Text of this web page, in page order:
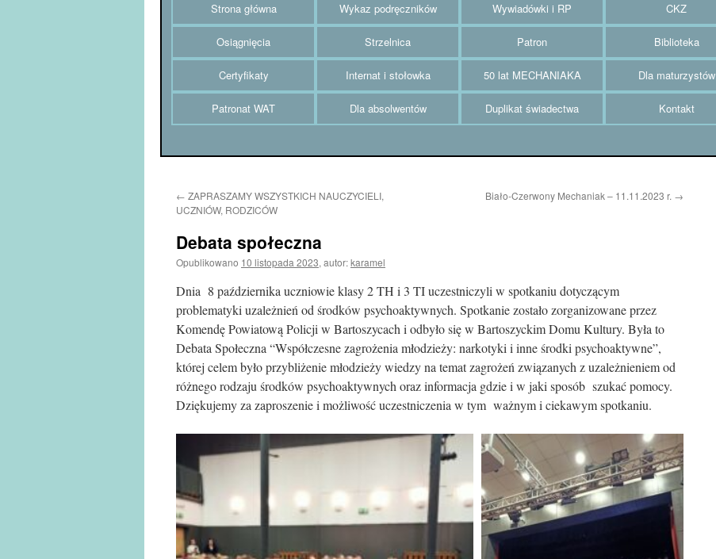
Strona główna Wykaz podręczników Wywiadówki i RP CKZ
Osiągnięcia Strzelnica Patron Biblioteka
Certyfikaty Internat i stołowka 50 lat MECHANIAKA Dla maturzystów
Patronat WAT Dla absolwentów Duplikat świadectwa Kontakt
← ZAPRASZAMY WSZYSTKICH NAUCZYCIELI,
UCZNIÓW, RODZICÓW
Biało-Czerwony Mechaniak – 11.11.2023 r. →
Debata społeczna
Opublikowano 10 listopada 2023, autor:karamel
Dnia 8 października uczniowie klasy 2 TH i 3 TI uczestniczyli w spotkaniu dotyczącym
problematyki uzależnień od środków psychoaktywnych. Spotkanie zostało zorganizowane przez
Komendę Powiatową Policji w Bartoszycach i odbyło się w Bartoszyckim Domu Kultury. Była to
Debata Społeczna “Współczesne zagrożenia młodzieży: narkotyki i inne środki psychoaktywne”,
której celem było przybliżenie młodzieży wiedzy na temat zagrożeń związanych z uzależnieniem od
różnego rodzaju środków psychoaktywnych oraz informacja gdzie i w jaki sposób szukać pomocy.
Dziękujemy za zaproszenie i możliwość uczestniczenia w tym ważnym i ciekawym spotkaniu.